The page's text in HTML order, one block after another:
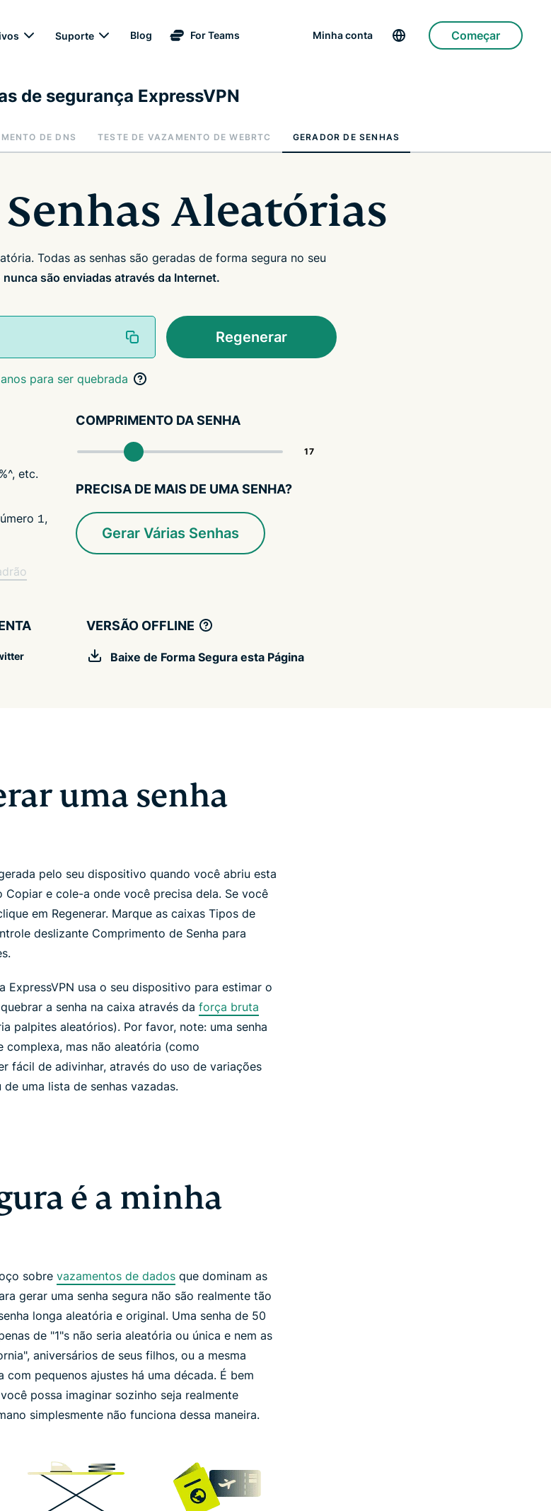
Suporte Blog For Teams Minha conta Começar
de segurança ExpressVPN
DE DNS TESTE DE VAZAMENTO DE WEBRTC GERADOR DE SENHAS
Aleatórias
Todas as senhas são geradas de forma segura no seu
nunca são enviadas através da Internet.
Regenerar
para ser quebrada
etc.
1,
COMPRIMENTO DA SENHA
PRECISA DE MAIS DE UMA SENHA?
Gerar Várias Senhas
VERSÃO OFFLINE
Baixe de Forma Segura esta Página
uma senha
pelo seu dispositivo quando você abriu esta
Copiar e cole-a onde você precisa dela. Se você
em Regenerar. Marque as caixas Tipos de
deslizante Comprimento de Senha para
ExpressVPN usa o seu dispositivo para estimar o
a senha na caixa através da força bruta
palpites aleatórios). Por favor, note: uma senha
complexa, mas não aleatória (como
fácil de adivinhar, através do uso de variações
uma lista de senhas vazadas.
é a minha
sobre vazamentos de dados que dominam as
gerar uma senha segura não são realmente tão
longa aleatória e original. Uma senha de 50
de "1"s não seria aleatória ou única e nem as
aniversários de seus filhos, ou a mesma
com pequenos ajustes há uma década. É bem
possa imaginar sozinho seja realmente
simplesmente não funciona dessa maneira.